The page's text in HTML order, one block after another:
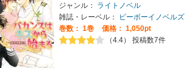
ジャンル：
ライトノベル
雑誌・レーベル：
ビーボーイノベルズ
巻数： 1巻
価格： 1,050pt
（4.4） 投稿数7件